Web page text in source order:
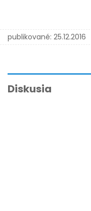
publikované: 25.12.2016
Diskusia